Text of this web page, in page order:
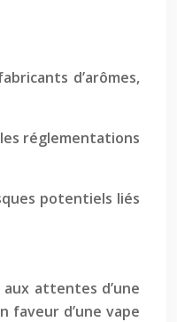
d’arômes,
réglementations
potentiels liés
attentes d’une
faveur d’une vape